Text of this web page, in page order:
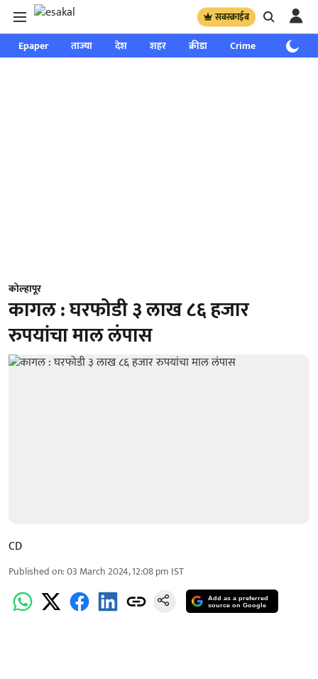
सबस्क्राईब
Epaper ताज्या देश शहर क्रीडा Crime साप्ताहिक
कोल्हापूर
कागल : घरफोडी ३ लाख ८६ हजार
रुपयांचा माल लंपास
CD
Published on:03 March 2024, 12:08 pm IST
Add as a preferred
source on Google